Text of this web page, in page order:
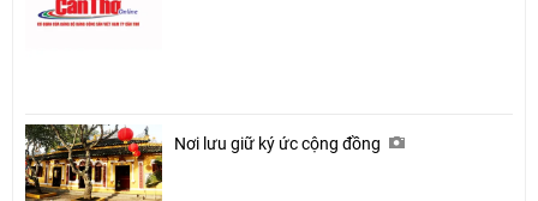
Nơi lưu giữ ký ức cộng đồng